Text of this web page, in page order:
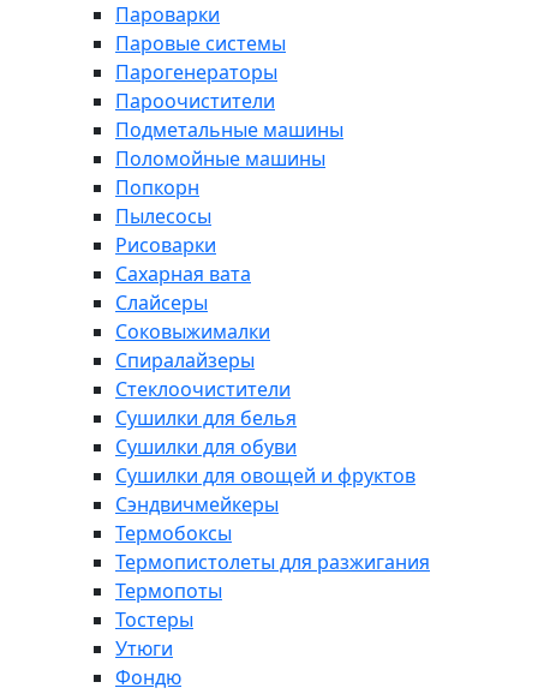
Пароварки
Паровые системы
Парогенераторы
Пароочистители
Подметальные машины
Поломойные машины
Попкорн
Пылесосы
Рисоварки
Сахарная вата
Слайсеры
Соковыжималки
Спиралайзеры
Стеклоочистители
Сушилки для белья
Сушилки для обуви
Сушилки для овощей и фруктов
Сэндвичмейкеры
Термобоксы
Термопистолеты для разжигания
Термопоты
Тостеры
Утюги
Фондю